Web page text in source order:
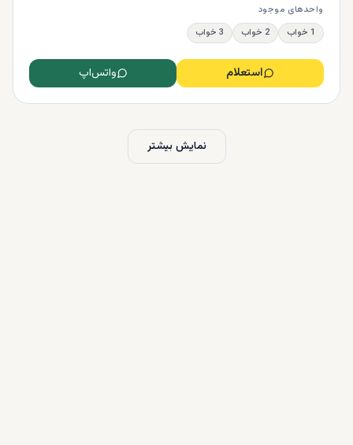
واحدهای موجود
1 خواب
2 خواب 3 خواب
استعلام واتس‌اپ
نمایش بیشتر